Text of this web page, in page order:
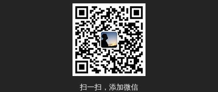
扫一扫，添加微信